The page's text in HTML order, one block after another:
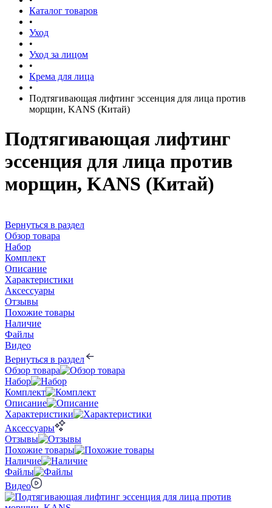
Каталог товаров
•
Уход
•
Уход за лицом
•
Крема для лица
•
Подтягивающая лифтинг эссенция для лица против
морщин, KANS (Китай)
Подтягивающая лифтинг
эссенция для лица против
морщин, KANS (Китай)
Вернуться в раздел
Обзор товара
Набор
Комплект
Описание
Характеристики
Аксессуары
Отзывы
Похожие товары
Наличие
Файлы
Видео
Вернуться в раздел
Обзор товара
Набор
Комплект
Описание
Характеристики
Аксессуары
Отзывы
Похожие товары
Наличие
Файлы
Видео